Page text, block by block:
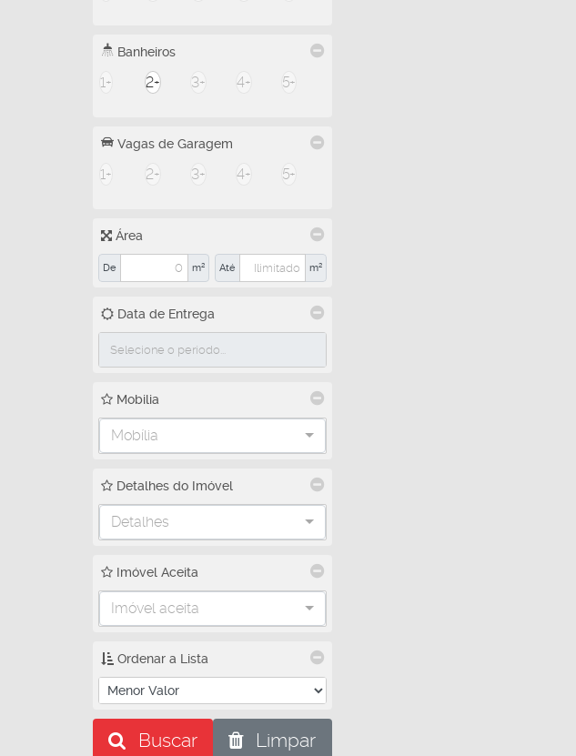
Banheiros
1+ 2+ 3+ 4+ 5+
Vagas de Garagem
1+ 2+ 3+ 4+ 5+
Área
De m² Até m²
Data de Entrega
Mobilia
Mobília
Detalhes do Imóvel
Detalhes
Imóvel Aceita
Imóvel aceita
Ordenar a Lista
Buscar Limpar